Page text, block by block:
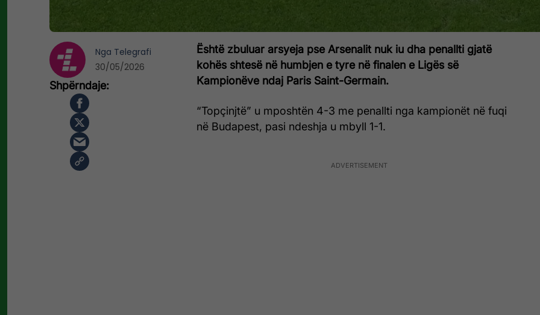
Është zbuluar arsyeja pse Arsenalit nuk iu dha penallti gjatë
kohës shtesë në humbjen e tyre në finalen e Ligës së
Kampionëve ndaj Paris Saint-Germain.
“Topçinjtë” u mposhtën 4-3 me penallti nga kampionët në fuqi
në Budapest, pasi ndeshja u mbyll 1-1.
Nga Telegrafi
30/05/2026